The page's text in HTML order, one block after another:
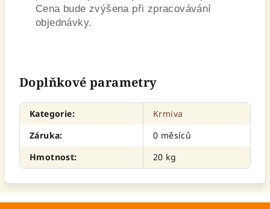
Cena bude zvýšena při zpracovávání
objednávky.
Doplňkové parametry
Kategorie:
Krmiva
Záruka:
0 měsíců
Hmotnost: 20 kg